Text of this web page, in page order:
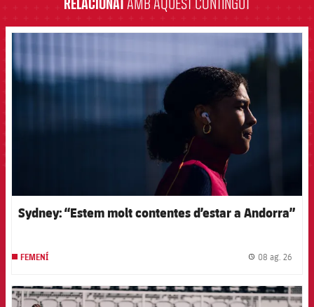
RELACIONATAMB AQUEST CONTINGUT
Sydney: “Estem molt contentes d’estar a Andorra”
FEMENÍ 08 ag. 26
FCB Barcelona badge